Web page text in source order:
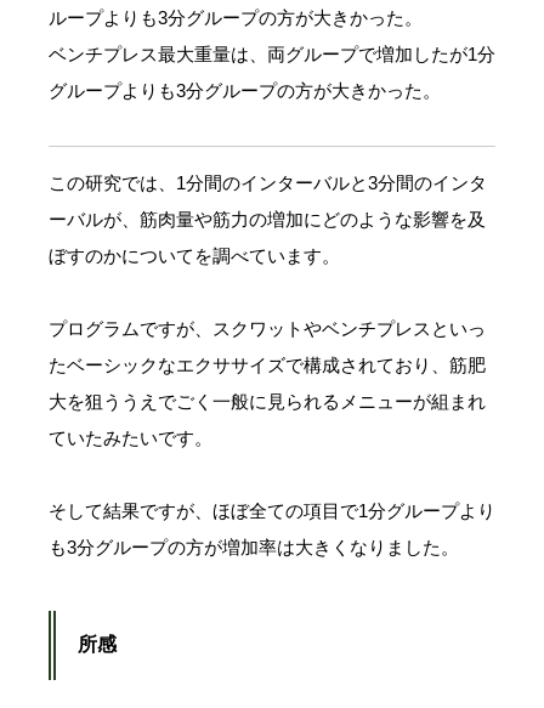
ループよりも3分グループの方が大きかった。
ベンチプレス最大重量は、両グループで増加したが1分
グループよりも3分グループの方が大きかった。
この研究では、1分間のインターバルと3分間のインタ
ーバルが、筋肉量や筋力の増加にどのような影響を及
ぼすのかについてを調べています。
プログラムですが、スクワットやベンチプレスといっ
たベーシックなエクササイズで構成されており、筋肥
大を狙ううえでごく一般に見られるメニューが組まれ
ていたみたいです。
そして結果ですが、ほぼ全ての項目で1分グループより
も3分グループの方が増加率は大きくなりました。
所感